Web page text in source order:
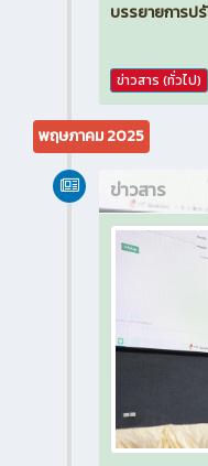
บรรยายการป
ข่าวสาร (ทั่วไป)
พฤษภาคม 2025
ข่าวสาร